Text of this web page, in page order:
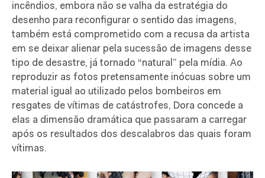
incêndios, embora não se valha da estratégia do
desenho para reconfigurar o sentido das imagens,
também está comprometido com a recusa da artista
em se deixar alienar pela sucessão de imagens desse
tipo de desastre, já tornado “natural” pela mídia. Ao
reproduzir as fotos pretensamente inócuas sobre um
material igual ao utilizado pelos bombeiros em
resgates de vítimas de catástrofes, Dora concede a
elas a dimensão dramática que passaram a carregar
após os resultados dos descalabros das quais foram
vítimas.